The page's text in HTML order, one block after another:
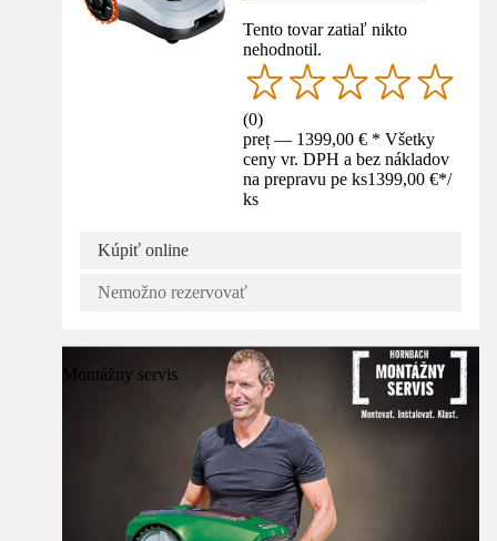
Tento tovar zatiaľ nikto
nehodnotil.
(0)
preț — 1399,00 € * Všetky
ceny vr. DPH a bez nákladov
na prepravu pe ks1399,00 €*/
ks
Kúpiť online
Nemožno rezervovať
Montážny servis